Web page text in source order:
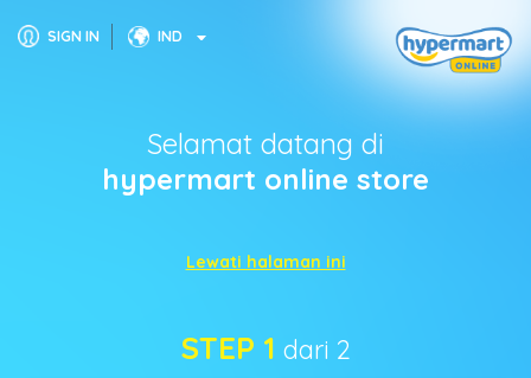
SIGN IN IND
Selamat datang di
hypermart online store
Lewati halaman ini
STEP 1 dari 2